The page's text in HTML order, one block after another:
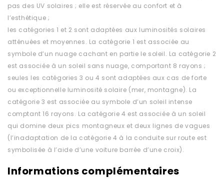
pas des UV solaires ; elle est réservée au confort et à
l’esthétique ;
les catégories 1 et 2 sont adaptées aux luminosités solaires
atténuées et moyennes. La catégorie 1 est associée au
symbole d’un nuage cachant en partie le soleil. La catégorie 2
est associée à un soleil sans nuage, comportant 8 rayons ;
seules les catégories 3 ou 4 sont adaptées aux cas de forte
ou exceptionnelle luminosité solaire (mer, montagne). La
catégorie 3 est associée au symbole d’un soleil intense
comptant 16 rayons. La catégorie 4 est associée à un soleil
qui domine deux pics montagneux et deux lignes de vagues
(l’inadaptation de la catégorie 4 à la conduite sur route est
symbolisée à l’aide d’une voiture barrée d’une croix).
Informations complémentaires